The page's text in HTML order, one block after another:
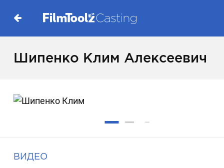
Шипенко Клим Алексеевич
ВИДЕО